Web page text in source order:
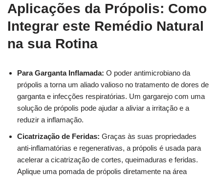
Aplicações da Própolis: Como
Integrar este Remédio Natural
na sua Rotina
Para Garganta Inflamada: O poder antimicrobiano da
própolis a torna um aliado valioso no tratamento de dores de
garganta e infecções respiratórias. Um gargarejo com uma
solução de própolis pode ajudar a aliviar a irritação e a
reduzir a inflamação.
Cicatrização de Feridas: Graças às suas propriedades
anti-inflamatórias e regenerativas, a própolis é usada para
acelerar a cicatrização de cortes, queimaduras e feridas.
Aplique uma pomada de própolis diretamente na área